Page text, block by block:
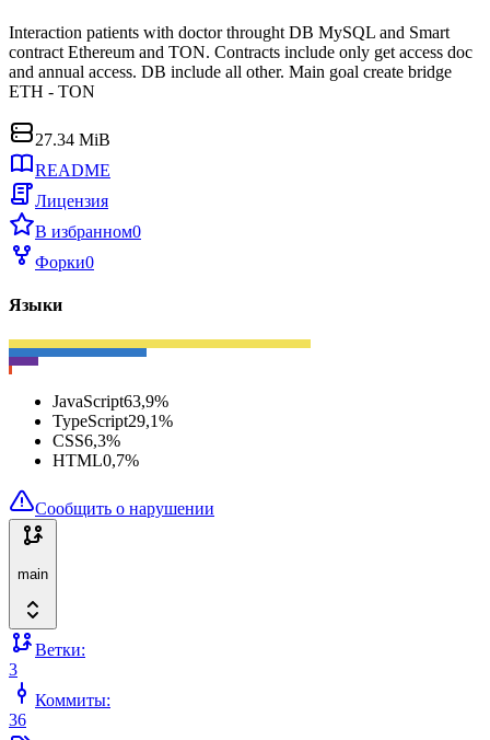
Interaction patients with doctor throught DB MySQL and Smart
contract Ethereum and TON. Contracts include only get access doc
and annual access. DB include all other. Main goal create bridge
ETH - TON
27.34 MiB
README
Лицензия
В избранном0
Форки0
Языки
JavaScript63,9%
TypeScript29,1%
CSS6,3%
HTML0,7%
Сообщить о нарушении
main
Ветки:
3
Коммиты:
36